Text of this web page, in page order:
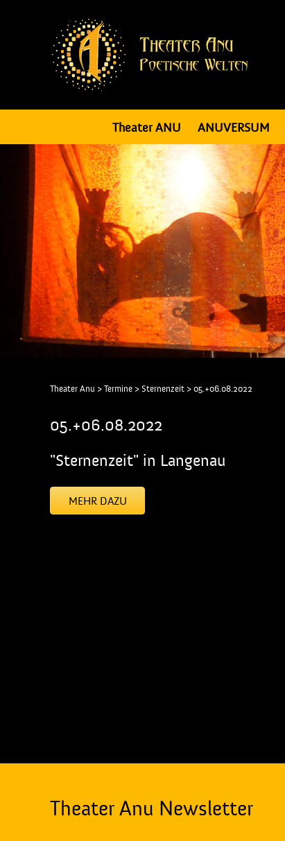
Theater ANU ANUVERSUM
Theater Anu > Termine > Sternenzeit > 05.+06.08.2022
05.+06.08.2022
"Sternenzeit" in Langenau
MEHR DAZU
Theater Anu Newsletter